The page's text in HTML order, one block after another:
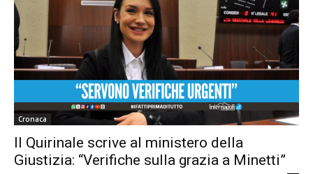
Cronaca
Il Quirinale scrive al ministero della
Giustizia: “Verifiche sulla grazia a Minetti”